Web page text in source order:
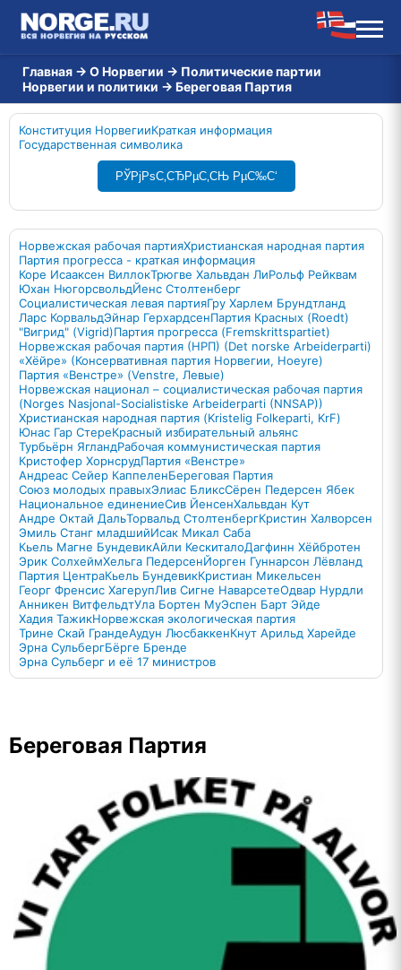
Главная → О Норвегии → Политические партии
Норвегии и политики → Береговая Партия
Конституция НорвегииКраткая информация
Государственная символика
РЎРјРѕС‚СЂРµС‚СЊ РµС‰С‘
Норвежская рабочая партияХристианская народная партия
Партия прогресса - краткая информация
Коре Исааксен ВиллокТрюгве Хальвдан ЛиРольф Рейквам
Юхан НюгорсвольдЙенс Столтенберг
Социалистическая левая партияГру Харлем Брундтланд
Ларс КорвальдЭйнар ГерхардсенПартия Красных (Roedt)
"Вигрид" (Vigrid)Партия прогресса (Fremskrittspartiet)
Норвежская рабочая партия (НРП) (Det norske Arbeiderparti)
«Хёйре» (Консервативная партия Норвегии, Hoeyre)
Партия «Венстре» (Venstre, Левые)
Норвежская национал – социалистическая рабочая партия
(Norges Nasjonal-Socialistiske Arbeiderparti (NNSAP))
Христианская народная партия (Kristelig Folkeparti, KrF)
Юнас Гар СтереКрасный избирательный альянс
Турбьёрн ЯгландРабочая коммунистическая партия
Кристофер ХорнсрудПартия «Венстре»
Андреас Сейер КаппеленБереговая Партия
Союз молодых правыхЭлиас БликсСёрен Педерсен Ябек
Национальное единениеСив ЙенсенХальвдан Кут
Андре Октай ДальТорвальд СтолтенбергКристин Халворсен
Эмиль Станг младшийИсак Микал Саба
Кьель Магне БундевикАйли КескиталоДагфинн Хёйбротен
Эрик СолхеймХельга ПедерсенЙорген Гуннарсон Лёвланд
Партия ЦентраКьель БундевикКристиан Микельсен
Георг Френсис ХагерупЛив Сигне НаварсетеОдвар Нурдли
Анникен ВитфельдтУла Бортен МуЭспен Барт Эйде
Хадия ТажикНорвежская экологическая партия
Трине Скай ГрандеАудун ЛюсбаккенКнут Арильд Харейде
Эрна СульбергБёрге Бренде
Эрна Сульберг и её 17 министров
Береговая Партия